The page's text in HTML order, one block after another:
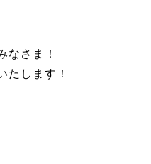
なさま！
たします！